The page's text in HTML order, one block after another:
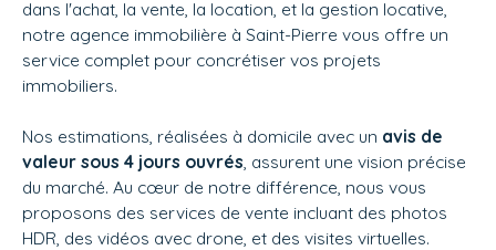
dans l'achat, la vente, la location, et la gestion locative,
notre agence immobilière à Saint-Pierre vous offre un
service complet pour concrétiser vos projets
immobiliers.
Nos estimations, réalisées à domicile avec un avis de
valeur sous 4 jours ouvrés , assurent une vision précise
du marché. Au cœur de notre différence, nous vous
proposons des services de vente incluant des photos
HDR, des vidéos avec drone, et des visites virtuelles.